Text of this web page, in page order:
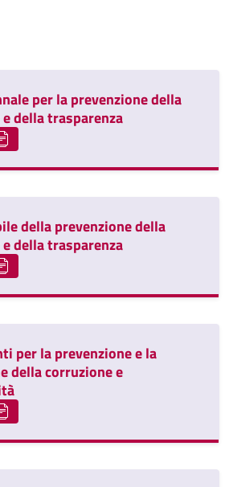
per la prevenzione della
della trasparenza
della prevenzione della
della trasparenza
per la prevenzione e la
della corruzione e